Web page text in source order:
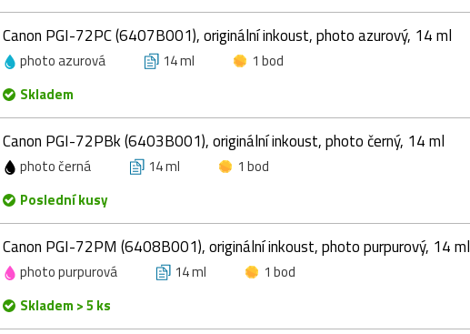
Canon PGI-72PC (6407B001), originální inkoust, photo azurový, 14 ml
photo azurová 14 ml
1 bod
Skladem
Canon PGI-72PBk (6403B001), originální inkoust, photo černý, 14 ml
photo černá 14 ml
1 bod
Poslední kusy
Canon PGI-72PM (6408B001), originální inkoust, photo purpurový, 14 ml
photo purpurová 14 ml
1 bod
Skladem > 5 ks